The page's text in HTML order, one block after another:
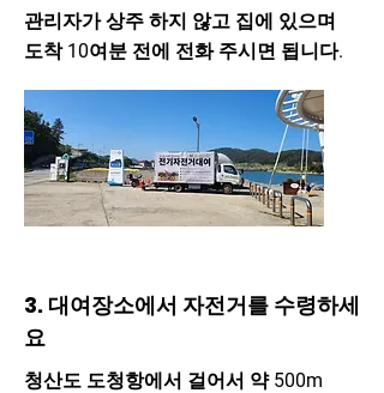
관리자가 상주 하지 않고 집에 있으며
도착 10여분 전에 전화 주시면 됩니다.
3. 대여장소에서 자전거를 수령하세
요
청산도 도청항에서 걸어서 약 500m